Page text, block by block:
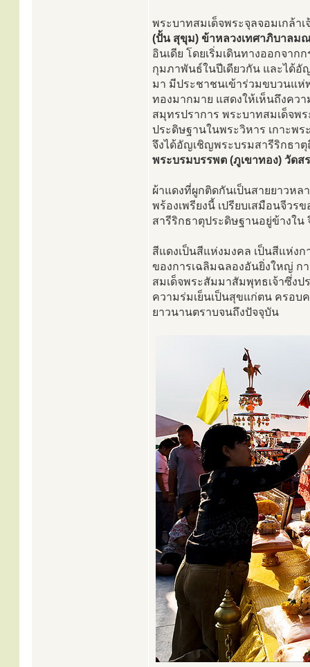
พระบาทสมเด็จพระจุลจอมเกล้า
(ปั้น สุขุม) ข้าหลวงเทศาภิบาลม
อินเดีย โดยเริ่มเดินทางออกจา
กุมภาพันธ์ในปีเดียวกัน และได้อั
มา มีประชาชนเข้าร่วมขบวนแห่
ทองมากมาย แสดงให้เห็นถึงคว
สมุทรปราการ พระบาทสมเด็จพ
ประดิษฐานในพระวิหาร เกาะพ
จึงได้อัญเชิญพระบรมสารีริกธาตุ
พระบรมบรรพต (ภูเขาทอง) วัดส
ผ้าแดงที่ผูกติดกันเป็นสายยาวหล
พร้องเพรียงนี้ เปรียบเสมือนจีวร
สารีริกธาตุประดิษฐานอยู่ข้างใน
สีแดงเป็นสีแห่งมงคล เป็นสีแห่ง
ของการเฉลิมฉลองอันยิ่งใหญ่ ก
สมเด็จพระสัมมาสัมพุทธเจ้าซึ่งป
ความร่มเย็นเป็นสุขแก่ตน ครอบ
ยาวนานตราบจนถึงปัจจุบัน